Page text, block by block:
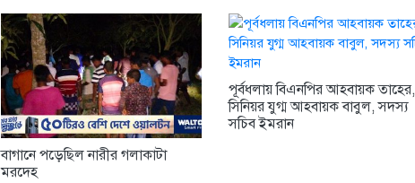
বাগানে পড়েছিল নারীর গলাকাটা
মরদেহ
পূর্বধলায় বিএনপির আহবায়ক তাহের,
সিনিয়র যুগ্ম আহবায়ক বাবুল, সদস্য
সচিব ইমরান